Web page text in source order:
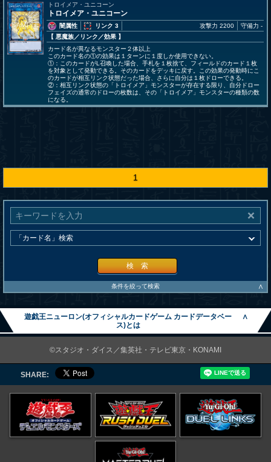
トロイメア・ユニコーン
トロイメア・ユニコーン
闇属性
リンク 3
【 悪魔族／リンク／効果 】
攻撃力 2200 守備力 -
カード名が異なるモンスター２体以上
このカード名の①の効果は１ターンに１度しか使用できない。
①：このカードがL召喚した場合、手札を１枚捨て、フィールドのカード１枚
を対象として発動できる。そのカードをデッキに戻す。この効果の発動時にこ
のカードが相互リンク状態だった場合、さらに自分は１枚ドローできる。
②：相互リンク状態の「トロイメア」モンスターが存在する限り、自分ドロー
フェイズの通常のドローの枚数は、その「トロイメア」モンスターの種類の数
になる。
1
検 索
条件を絞って検索 ∧
遊戯王ニューロン(オフィシャルカードゲーム カードデータベー
ス)とは
∧
©スタジオ・ダイス／集英社・テレビ東京・KONAMI
SHARE: